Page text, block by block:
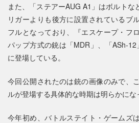
また、「ステアーAUG A1」はボルトな
リガーよりも後方に設置されているブ
フルとなっており、『エスケープ・フ
パップ方式の銃は「MDR」、「ASh-
に登場している。
今回公開されたのは銃の画像のみで、
ルが登場する具体的な時期は明らかにな
今年初め、バトルステイト・ゲームズ